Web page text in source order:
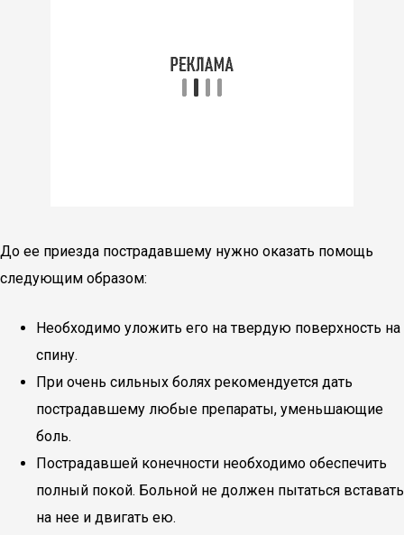
До ее приезда пострадавшему нужно оказать помощь
следующим образом:
Необходимо уложить его на твердую поверхность на
спину.
При очень сильных болях рекомендуется дать
пострадавшему любые препараты, уменьшающие
боль.
Пострадавшей конечности необходимо обеспечить
полный покой. Больной не должен пытаться вставать
на нее и двигать ею.